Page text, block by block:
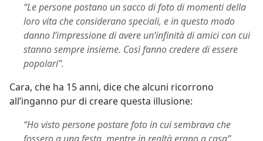
“Le persone postano un sacco di foto di momenti della
loro vita che considerano speciali, e in questo modo
danno l’impressione di avere un’infinità di amici con cui
stanno sempre insieme. Così fanno credere di essere
popolari”.
Cara, che ha 15 anni, dice che alcuni ricorrono
all’inganno pur di creare questa illusione:
“Ho visto persone postare foto in cui sembrava che